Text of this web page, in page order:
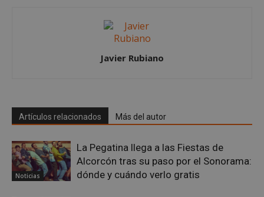
Javier Rubiano
Artículos relacionados Más del autor
Noticias
La Pegatina llega a las Fiestas de
Alcorcón tras su paso por el Sonorama:
dónde y cuándo verlo gratis
Google
Privacy Policy